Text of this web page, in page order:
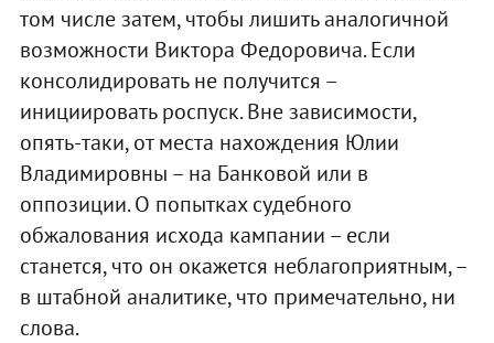
том числе затем, чтобы лишить аналогичной
возможности Виктора Федоровича. Если
консолидировать не получится –
инициировать роспуск. Вне зависимости,
опять-таки, от места нахождения Юлии
Владимировны – на Банковой или в
оппозиции. О попытках судебного
обжалования исхода кампании – если
станется, что он окажется неблагоприятным, –
в штабной аналитике, что примечательно, ни
слова.